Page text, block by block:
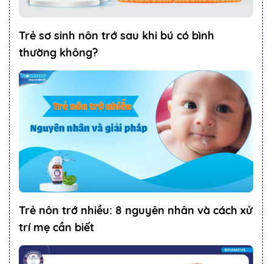
Trẻ sơ sinh nôn trớ sau khi bú có bình
thường không?
Trẻ nôn trớ nhiều: 8 nguyên nhân và cách xử
trí mẹ cần biết